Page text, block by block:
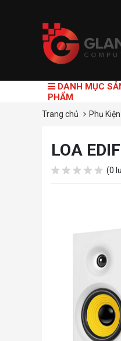
DANH MỤC
PHẨM
Trang chủ Phụ
LOA
(0